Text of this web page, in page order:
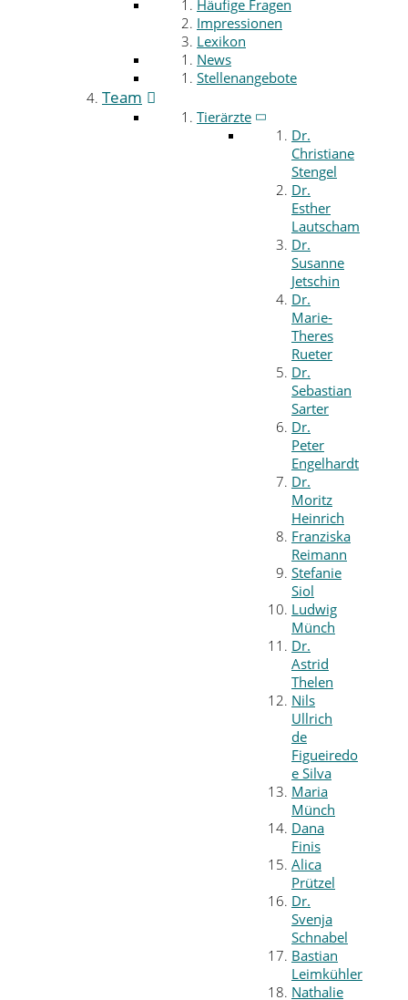
Häufige Fragen
Impressionen
Lexikon
News
Stellenangebote
Team
Tierärzte
Dr.
Christiane
Stengel
Dr.
Esther
Lautscham
Dr.
Susanne
Jetschin
Dr.
Marie-
Theres
Rueter
Dr.
Sebastian
Sarter
Dr.
Peter
Engelhardt
Dr.
Moritz
Heinrich
Franziska
Reimann
Stefanie
Siol
Ludwig
Münch
Dr.
Astrid
Thelen
Nils
Ullrich
de
Figueiredo
e Silva
Maria
Münch
Dana
Finis
Alica
Prützel
Dr.
Svenja
Schnabel
Bastian
Leimkühler
Nathalie